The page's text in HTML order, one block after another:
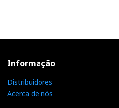
Informação
Distribuidores
Acerca de nós